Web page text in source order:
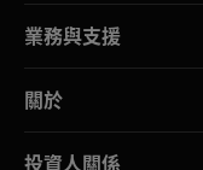
業務與支援
關於
投資人關係